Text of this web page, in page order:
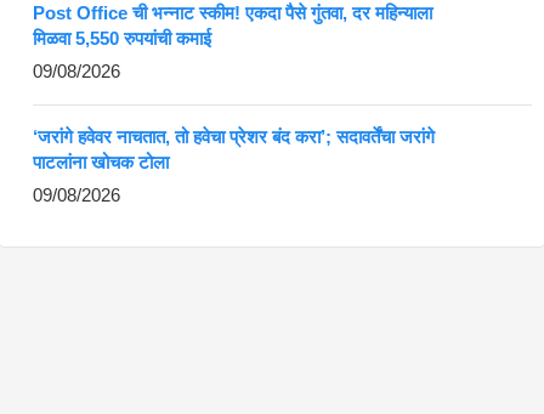
Post Office ची भन्नाट स्कीम! एकदा पैसे गुंतवा, दर महिन्याला
मिळवा 5,550 रुपयांची कमाई
09/08/2026
‘जरांगे हवेवर नाचतात, तो हवेचा प्रेशर बंद करा’; सदावर्तेंचा जरांगे
पाटलांना खोचक टोला
09/08/2026